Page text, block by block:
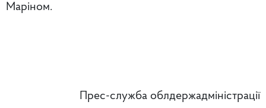
Маріном.
Прес-служба облдержадміністрації